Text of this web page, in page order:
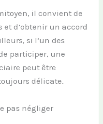
il convient de
d’obtenir un accord
si l’un des
participer, une
peut être
délicate.
pas négliger